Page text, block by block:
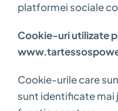
platformei sociale
Cookie-uri utilizate
Cookie-urile care
sunt identificate mai